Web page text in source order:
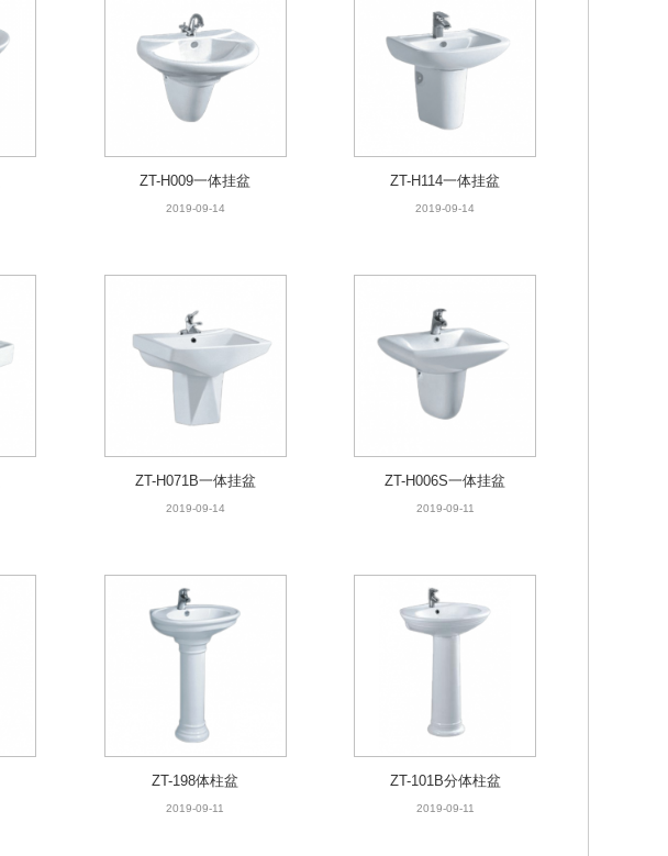
ZT-H009一体挂盆
2019-09-14
ZT-H114一体挂盆
2019-09-14
ZT-H071B一体挂盆
2019-09-14
ZT-H006S一体挂盆
2019-09-11
ZT-198体柱盆
2019-09-11
ZT-101B分体柱盆
2019-09-11